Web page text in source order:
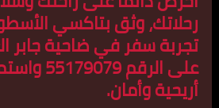
رحلاتك، وثق بتاكسي
تجربة سفر في ضاحية جابر
على
أريحية وأمان.